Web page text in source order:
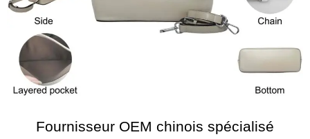
Fournisseur OEM chinois spécialisé